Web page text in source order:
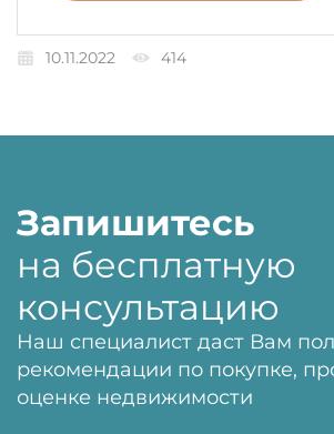
10.11.2022 414
Запишитесь
на бесплатную
консультацию
Наш специалист даст Вам
рекомендации по покупке,
оценке недвижимости